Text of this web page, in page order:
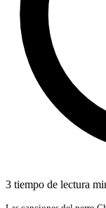
3 tiempo de lectura